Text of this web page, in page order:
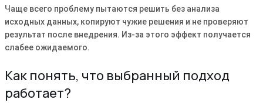
Чаще всего проблему пытаются решить без анализа
исходных данных, копируют чужие решения и не проверяют
результат после внедрения. Из-за этого эффект получается
слабее ожидаемого.
Как понять, что выбранный подход
работает?